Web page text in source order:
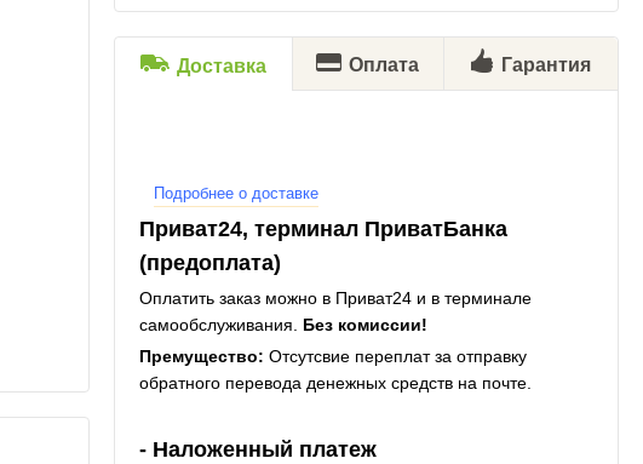
Доставка Оплата Гарантия
Подробнее о доставке
Приват24, терминал ПриватБанка
(предоплата)
Оплатить заказ можно в Приват24 и в терминале
самообслуживания. Без комиссии!
Премущество: Отсутсвие переплат за отправку
обратного перевода денежных средств на почте.
- Наложенный платеж